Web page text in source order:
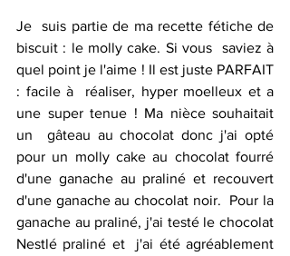
Je  suis partie de ma recette fétiche de
biscuit : le molly cake. Si vous  saviez à
quel point je l'aime ! Il est juste PARFAIT
: facile à  réaliser, hyper moelleux et a
une super tenue ! Ma nièce souhaitait
un  gâteau au chocolat donc j'ai opté
pour un molly cake au chocolat fourré
d'une ganache au praliné et recouvert
d'une ganache au chocolat noir.  Pour la
ganache au praliné, j'ai testé le chocolat
Nestlé praliné et  j'ai été agréablement